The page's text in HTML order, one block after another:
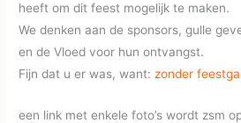
heeft om dit feest mogelijk te maken.
We denken aan de sponsors, gulle
en de Vloed voor hun ontvangst.
Fijn dat u er was, want: zonder
een link met enkele foto’s wordt zsm